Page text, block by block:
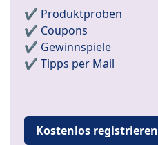
✔️ Produktproben
✔️ Coupons
✔️ Gewinnspiele
✔️ Tipps per Mail
Kostenlos registrieren